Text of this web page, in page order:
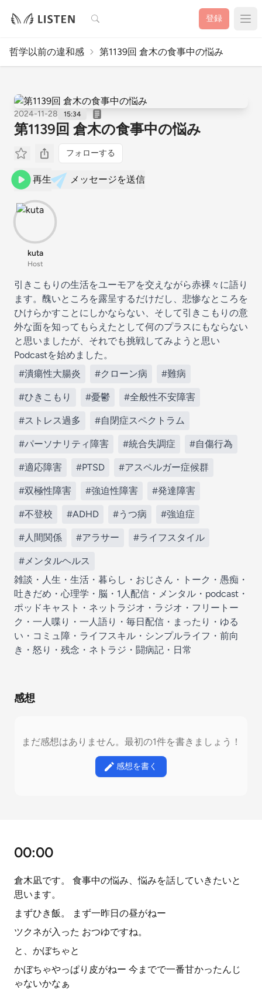
検索 登録
哲学以前の違和感 第1139回 倉木の食事中の悩み
2024-11-28 15:34
第1139回 倉木の食事中の悩み
フォローする
再生 メッセージを送信
kuta
Host
引きこもりの生活をユーモアを交えながら赤裸々に語り
ます。醜いところを露呈するだけだし、悲惨なところを
ひけらかすことにしかならない、そして引きこもりの意
外な面を知ってもらえたとして何のプラスにもならない
と思いましたが、それでも挑戦してみようと思い
Podcastを始めました。
#潰瘍性大腸炎
#クローン病 #難病
#ひきこもり #憂鬱 #全般性不安障害
#ストレス過多 #自閉症スペクトラム
#パーソナリティ障害 #統合失調症 #自傷行為
#適応障害 #PTSD #アスペルガー症候群
#双極性障害 #強迫性障害 #発達障害
#不登校 #ADHD #うつ病 #強迫症
#人間関係 #アラサー #ライフスタイル
#メンタルヘルス
雑談・人生・生活・暮らし・おじさん・トーク・愚痴・
吐きだめ・心理学・脳・1人配信・メンタル・podcast・
ポッドキャスト・ネットラジオ・ラジオ・フリートー
ク・一人喋り・一人語り・毎日配信・まったり・ゆる
い・コミュ障・ライフスキル・シンプルライフ・前向
き・怒り・残念・ネトラジ・闘病記・日常
感想
まだ感想はありません。最初の1件を書きましょう！
感想を書く
00:00
倉木凪です。 食事中の悩み、悩みを話していきたいと
思います。
まずひき飯。 まず一昨日の昼がねー
ツクネが入った おつゆですね。
と、かぼちゃと
かぼちゃやっぱり皮がねー 今までで一番甘かったんじ
ゃないかなぁ